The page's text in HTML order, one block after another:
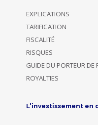
EXPLICATIONS
TARIFICATION
FISCALITÉ
RISQUES
GUIDE DU PORTEUR DE
ROYALTIES
L'investissement en